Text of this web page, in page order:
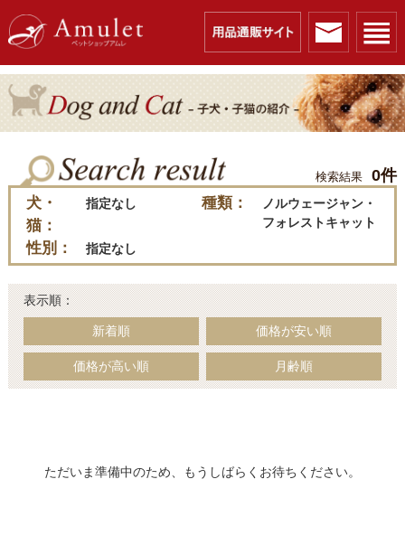
検索結果 0件
犬・
猫：
指定なし 種類：
ノルウェージャン・
フォレストキャット
性別： 指定なし
表示順：
新着順 価格が安い順
価格が高い順 月齢順
ただいま準備中のため、もうしばらくお待ちください。